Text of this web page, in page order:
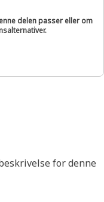
delen passer eller om
for denne